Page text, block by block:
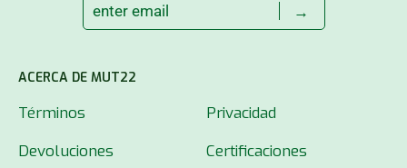
→
ACERCA DE MUT22
Términos
Privacidad
Devoluciones
Certificaciones